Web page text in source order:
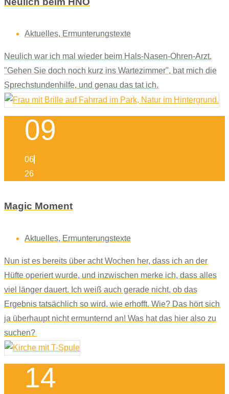
Aktuelles, Ermunterungstexte
Neulich war ich mal wieder beim Hals-Nasen-Ohren-Arzt.
"Gehen Sie doch noch kurz ins Wartezimmer", bat mich die
Sprechstundenhilfe, und genau das tat ich.
09
06
26
Magic Moment
Aktuelles, Ermunterungstexte
Nun ist es bereits über acht Wochen her, dass ich an der
Hüfte operiert wurde, und inzwischen merke ich, dass alles
viel länger dauert. Ich weiß auch gerade nicht, ob das
Ergebnis tatsächlich so wird, wie erhofft. Wie? Das hört sich
ja überhaupt nicht ermunternd an! Was hat das hier also zu
suchen?
14